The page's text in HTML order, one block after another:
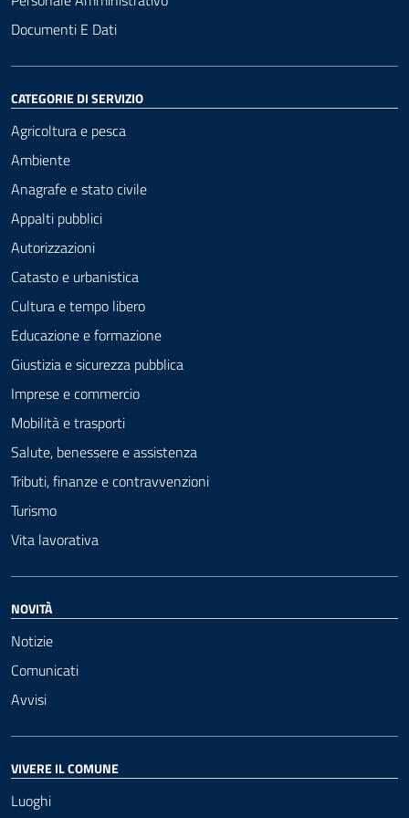
Documenti E Dati
CATEGORIE DI SERVIZIO
Agricoltura e pesca
Ambiente
Anagrafe e stato civile
Appalti pubblici
Autorizzazioni
Catasto e urbanistica
Cultura e tempo libero
Educazione e formazione
Giustizia e sicurezza pubblica
Imprese e commercio
Mobilità e trasporti
Salute, benessere e assistenza
Tributi, finanze e contravvenzioni
Turismo
Vita lavorativa
NOVITÀ
Notizie
Comunicati
Avvisi
VIVERE IL COMUNE
Luoghi